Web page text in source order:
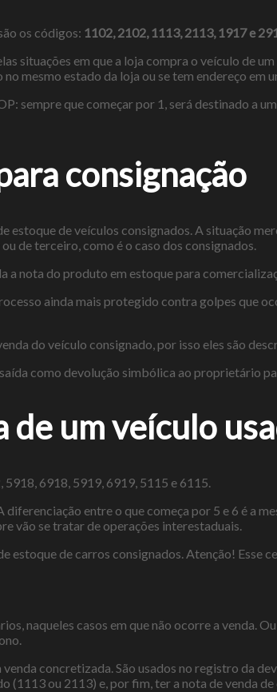
os códigos: 1102, 2102, 1113, 2113, 1917 e
situações em que a loja compra o veículo de
mesmo estado da loja ou se tem endereço em
sempre que começar por 1, será destinado a
consignação
de veículos consignados. A situação
de terceiro, como é o caso dos consignados.
nota do produto em estoque para
ainda mais protegido contra golpes que
do veículo consignado, por isso eles são
como devolução simbólica ao proprietário
de um veículo
5918, 6918, 5919, 6919, 5115 e 6115.
entre o que começa por 5 e 6 é a
vão se tratar de operações interestaduais.
estoque de carros consignados. Atenção! Esse
naqueles casos em que não ocorre a venda.
concretizada. São usados no registro da
(1113 ou 2113) e, por fim, ter a nota de venda